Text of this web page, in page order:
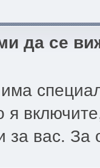
да се
я
за вас. За